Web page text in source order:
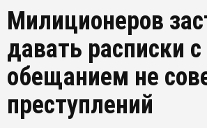
Милиционеров
давать расписки с
обещанием не
преступлений